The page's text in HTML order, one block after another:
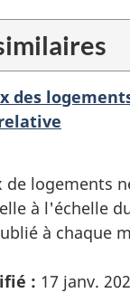
des
de logements
à l'échelle
à chaque
: 17 janv.